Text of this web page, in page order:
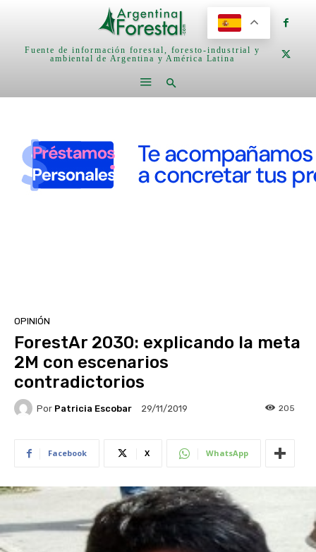
Fuente de información forestal, foresto-industrial y
ambiental de Argentina y América Latina
OPINIÓN
ForestAr 2030: explicando la meta
2M con escenarios
contradictorios
Por Patricia Escobar 29/11/2019 205
Facebook X WhatsApp